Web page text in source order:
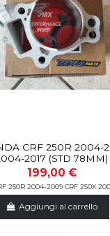
CRF 250R 2004-
2017 (STD 78MM)
199,00 €
250R 2004-2009 CRF 250X
Aggiungi al carrello